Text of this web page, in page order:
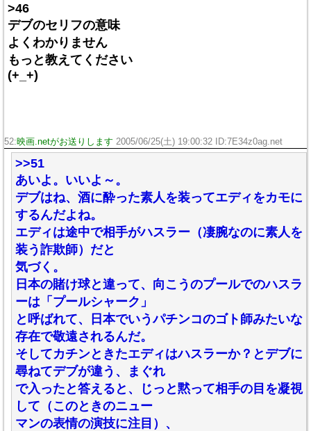
>46
デブのセリフの意味
よくわかりません
もっと教えてください
(+_+)
52:映画.netがお送りします 2005/06/25(土) 19:00:32 ID:7E34z0ag.net
>>51
あいよ。いいよ～。
デブはね、酒に酔った素人を装ってエディをカモに
するんだよね。
エディは途中で相手がハスラー（凄腕なのに素人を
装う詐欺師）だと
気づく。
日本の賭け球と違って、向こうのプールでのハスラ
ーは「プールシャーク」
と呼ばれて、日本でいうパチンコのゴト師みたいな
存在で敬遠されるんだ。
そしてカチンときたエディはハスラーか？とデブに
尋ねてデブが違う、まぐれ
で入ったと答えると、じっと黙って相手の目を凝視
して（このときのニュー
マンの表情の演技に注目）、